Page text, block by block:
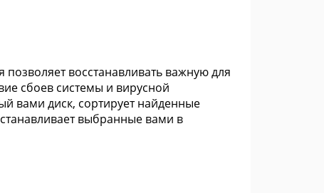
восстанавливать важную для
сбоев системы и вирусной
вами диск, сортирует найденные
выбранные вами в